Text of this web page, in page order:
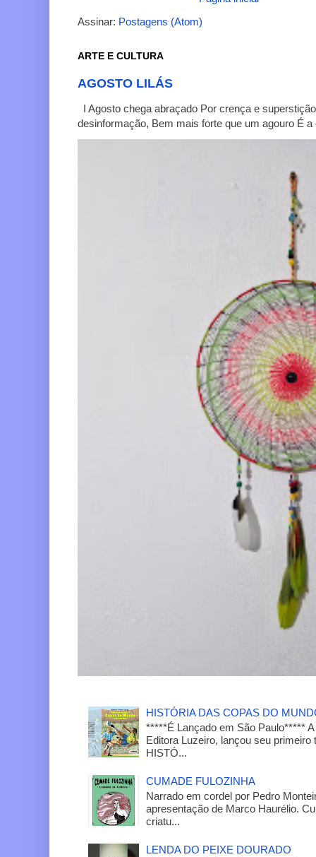
Assinar: Postagens (Atom)
ARTE E CULTURA
AGOSTO LILÁS
I Agosto chega abraçado Por crença e
desinformação, Bem mais forte que um agouro É
HISTÓRIA DAS COPAS DO
*****É Lançado em São Paulo*****
Editora Luzeiro, lançou seu primeiro
HISTÓ...
CUMADE FULOZINHA
Narrado em cordel por Pedro
apresentação de Marco Haurélio.
criatu...
LENDA DO PEIXE DOURADO